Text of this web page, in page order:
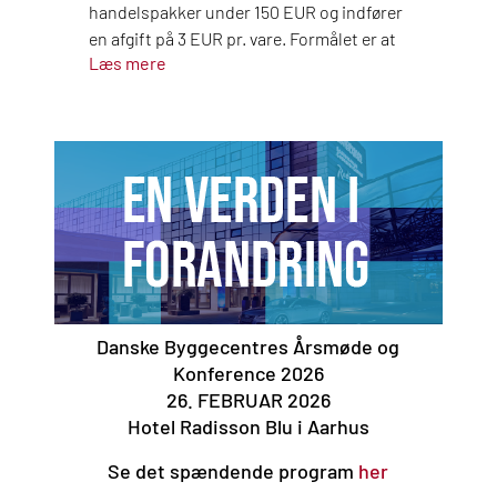
handelspakker under 150 EUR og indfører
en afgift på 3 EUR pr. vare. Formålet er at
skabe fair konkurrencevilkår for
Afgiften betales af platforme og
virksomheder — ikke af forbrugerne selv.
Læs mere
Danske Byggecentres Årsmøde og
Konference 2026
26. FEBRUAR 2026
Hotel Radisson Blu i Aarhus
Se det spændende program her